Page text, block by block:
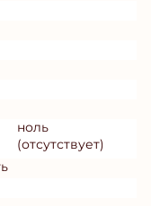
ноль
(отсутствует)